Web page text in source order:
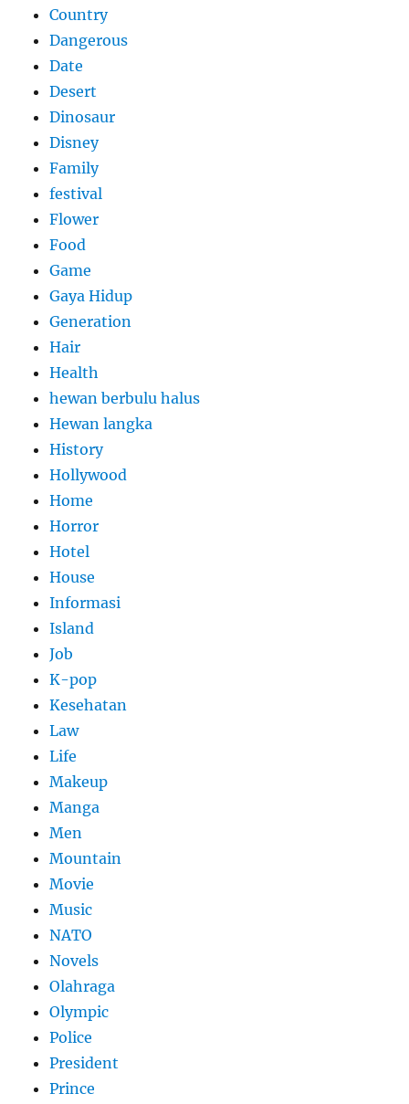
Country
Dangerous
Date
Desert
Dinosaur
Disney
Family
festival
Flower
Food
Game
Gaya Hidup
Generation
Hair
Health
hewan berbulu halus
Hewan langka
History
Hollywood
Home
Horror
Hotel
House
Informasi
Island
Job
K-pop
Kesehatan
Law
Life
Makeup
Manga
Men
Mountain
Movie
Music
NATO
Novels
Olahraga
Olympic
Police
President
Prince